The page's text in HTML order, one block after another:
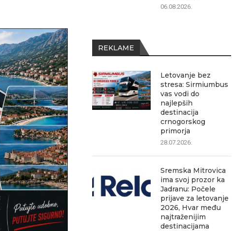
06.08.2026.
REKLAME
Letovanje bez
stresa: Sirmiumbus
vas vodi do
najlepših
destinacija
crnogorskog
primorja
28.07.2026.
Sremska Mitrovica
ima svoj prozor ka
Jadranu: Počele
prijave za letovanje
2026, Hvar među
najtraženijim
destinacijama